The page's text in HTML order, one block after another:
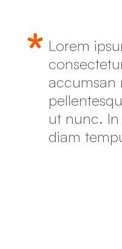
Lorem
accumsan
ut nunc. In
diam